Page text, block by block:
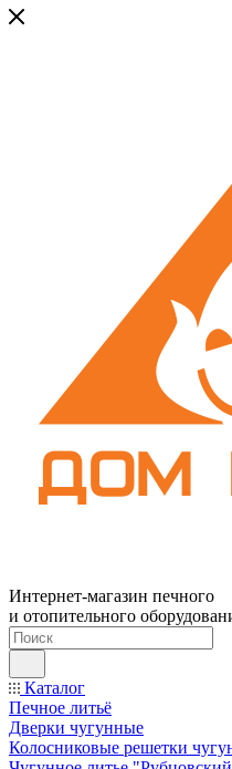
Интернет-магазин печного
и отопительного
Каталог
Печное литьё
Дверки чугунные
Колосниковые решетки